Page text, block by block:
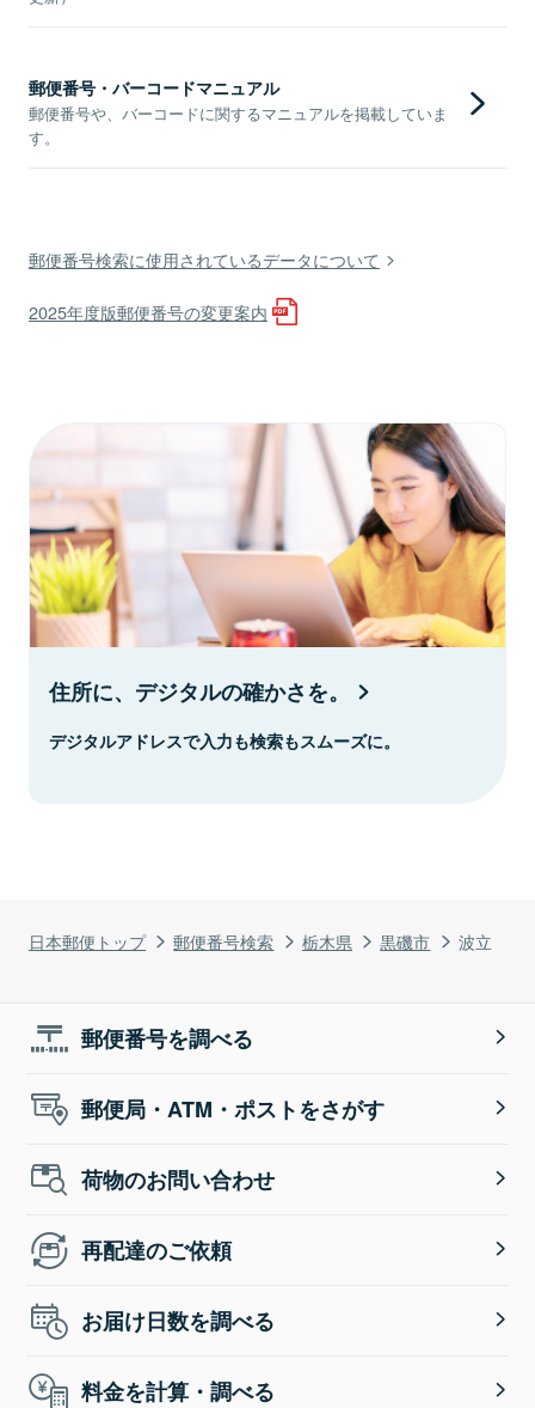
日本郵便トップ 郵便番号検索 栃木県 黒磯市 波立
郵便番号・バーコードマニュアル
郵便番号や、バーコードに関するマニュアルを掲載していま
す。
郵便番号検索に使用されているデータについて
2025年度版郵便番号の変更案内
住所に、デジタルの確かさを。
デジタルアドレスで入力も検索もスムーズに。
郵便番号を調べる
郵便局・ATM・ポストをさがす
荷物のお問い合わせ
再配達のご依頼
お届け日数を調べる
料金を計算・調べる